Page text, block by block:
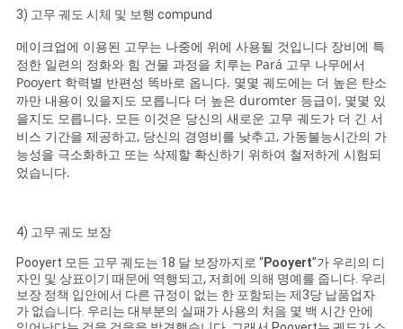
3) 고무 궤도 시체 및 보행 compund
메이크업에 이용된 고무는 나중에 위에 사용될 것입니다 장비에 특
정한 일련의 정화와 힘 건물 과정을 치루는 Pará 고무 나무에서
Pooyert 학력별 반편성 똑바로 옵니다. 몇몇 궤도에는 더 높은 탄소
까만 내용이 있을지도 모릅니다 더 높은 duromter 등급이, 몇몇 있
을지도 모릅니다. 모든 이것은 당신의 새로운 고무 궤도가 더 긴 서
비스 기간을 제공하고, 당신의 경영비를 낮추고, 가동불능시간의 가
능성을 극소화하고 또는 삭제할 확신하기 위하여 철저하게 시험되
었습니다.
4) 고무 궤도 보장
Pooyert 모든 고무 궤도는 18 달 보장까지로 “Pooyert”가 우리의 디
자인 및 상표이기 때문에 역행되고, 저희에 의해 명예를 줍니다. 우리
보장 정책 입안에서 다른 규정이 없는 한 포함되는 제3당 납품업자
가 없습니다. 우리는 대부분의 실패가 사용의 처음 몇 백 시간 안에